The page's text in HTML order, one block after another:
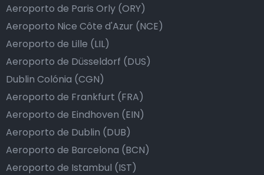
Aeroporto de Paris Orly (ORY)
Aeroporto Nice Côte d'Azur (NCE)
Aeroporto de Lille (LIL)
Aeroporto de Düsseldorf (DUS)
Dublin Colónia (CGN)
Aeroporto de Frankfurt (FRA)
Aeroporto de Eindhoven (EIN)
Aeroporto de Dublin (DUB)
Aeroporto de Barcelona (BCN)
Aeroporto de Istambul (IST)